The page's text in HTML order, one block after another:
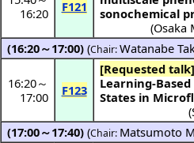
16:20
F121
sonochemical
(Osaka
(16:20～17:00) (Chair:Watanabe
16:20～
17:00
F123
[Requested talk]
Learning-
States in
(
(17:00～17:40) (Chair: Matsumoto